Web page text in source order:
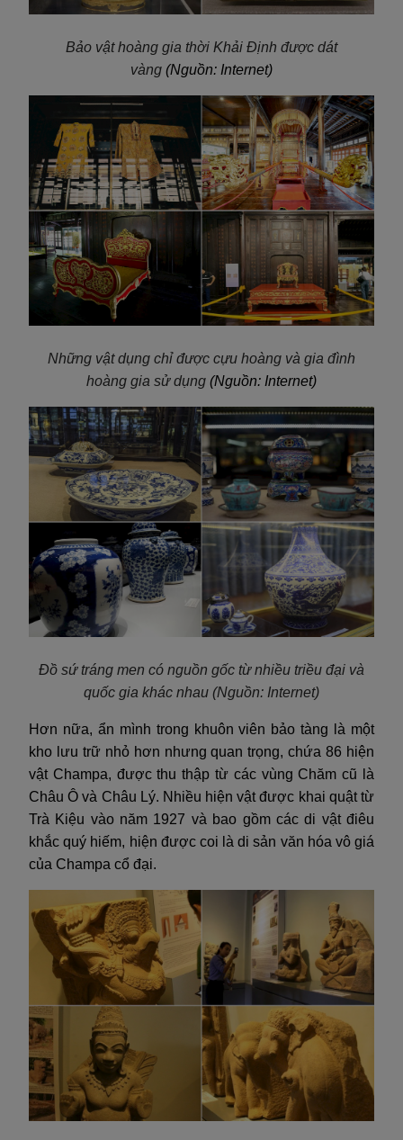
Bảo vật hoàng gia thời Khải Định được dát
vàng (Nguồn: Internet)
Những vật dụng chỉ được cựu hoàng và gia đình
hoàng gia sử dụng (Nguồn: Internet)
Đồ sứ tráng men có nguồn gốc từ nhiều triều đại và
quốc gia khác nhau (Nguồn: Internet)
Hơn nữa, ẩn mình trong khuôn viên bảo tàng là một
kho lưu trữ nhỏ hơn nhưng quan trọng, chứa 86 hiện
vật Champa, được thu thập từ các vùng Chăm cũ là
Châu Ô và Châu Lý. Nhiều hiện vật được khai quật từ
Trà Kiệu vào năm 1927 và bao gồm các di vật điêu
khắc quý hiếm, hiện được coi là di sản văn hóa vô giá
của Champa cổ đại.